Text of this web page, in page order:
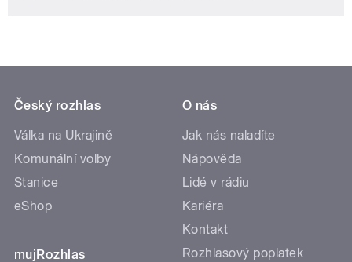
Český rozhlas
Válka na Ukrajině
Komunální volby
Stanice
eShop
mujRozhlas
O nás
Jak nás naladíte
Nápověda
Lidé v rádiu
Kariéra
Kontakt
Rozhlasový poplatek